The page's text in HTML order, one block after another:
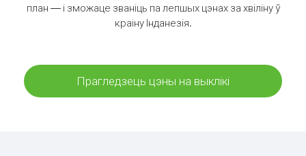
план — і зможаце званіць па лепшых цэнах за хвіліну ў
краіну Інданезія.
Прагледзець цэны на выклікі